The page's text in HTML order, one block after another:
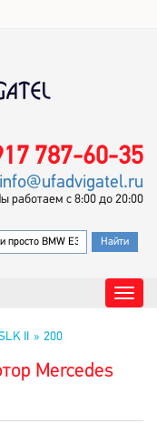
787-60-35
info@ufadvigatel.ru
работаем с 8:00 до 20:00
II 200
Mercedes